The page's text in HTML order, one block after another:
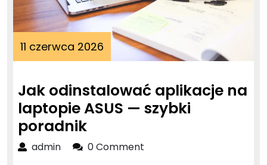
11 czerwca 2026
czerwca
Jak odinstalować aplikacje na
laptopie ASUS — szybki
poradnikJak
odinstalować
adminadmin0 Comment